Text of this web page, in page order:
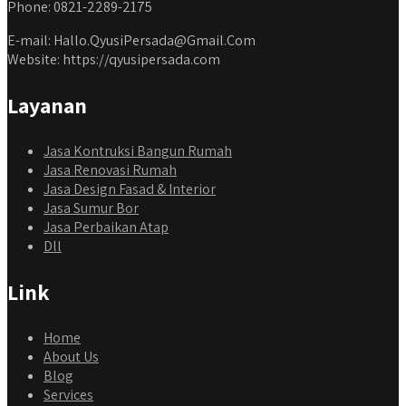
Phone: 0821-2289-2175
E-mail: Hallo.QyusiPersada@Gmail.Com
Website: https://qyusipersada.com
Layanan
Jasa Kontruksi Bangun Rumah
Jasa Renovasi Rumah
Jasa Design Fasad & Interior
Jasa Sumur Bor
Jasa Perbaikan Atap
Dll
Link
Home
About Us
Blog
Services